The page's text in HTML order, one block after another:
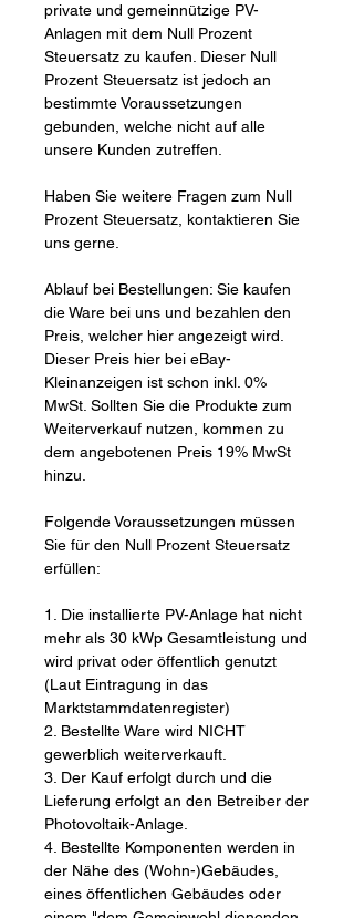
private und gemeinnützige PV-
Anlagen mit dem Null Prozent
Steuersatz zu kaufen. Dieser Null
Prozent Steuersatz ist jedoch an
bestimmte Voraussetzungen
gebunden, welche nicht auf alle
unsere Kunden zutreffen.
Haben Sie weitere Fragen zum Null
Prozent Steuersatz, kontaktieren Sie
uns gerne.
Ablauf bei Bestellungen: Sie kaufen
die Ware bei uns und bezahlen den
Preis, welcher hier angezeigt wird.
Dieser Preis hier bei eBay-
Kleinanzeigen ist schon inkl. 0%
MwSt. Sollten Sie die Produkte zum
Weiterverkauf nutzen, kommen zu
dem angebotenen Preis 19% MwSt
hinzu.
Folgende Voraussetzungen müssen
Sie für den Null Prozent Steuersatz
erfüllen:
1. Die installierte PV-Anlage hat nicht
mehr als 30 kWp Gesamtleistung und
wird privat oder öffentlich genutzt
(Laut Eintragung in das
Marktstammdatenregister)
2. Bestellte Ware wird NICHT
gewerblich weiterverkauft.
3. Der Kauf erfolgt durch und die
Lieferung erfolgt an den Betreiber der
Photovoltaik-Anlage.
4. Bestellte Komponenten werden in
der Nähe des (Wohn-)Gebäudes,
eines öffentlichen Gebäudes oder